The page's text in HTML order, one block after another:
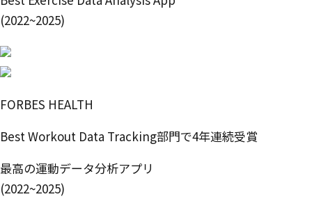
(2022~2025)
FORBES HEALTH
Best Workout Data Tracking部門で4年連続受賞
最高の運動データ分析アプリ
(2022~2025)